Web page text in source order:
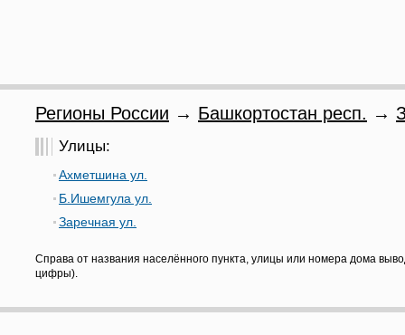
Регионы России → Башкортостан респ. →
Улицы:
Ахметшина ул.
Б.Ишемгула ул.
Заречная ул.
Справа от названия населённого пункта, улицы или номера дома
цифры).